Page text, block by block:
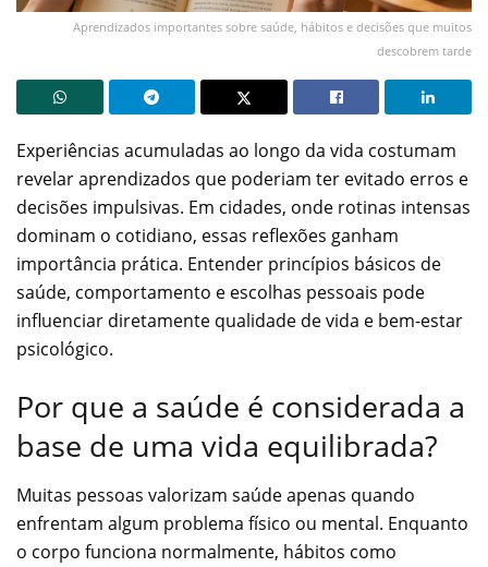
Aprendizados importantes sobre saúde, hábitos e decisões que muitos
descobrem tarde
Experiências acumuladas ao longo da vida costumam
revelar aprendizados que poderiam ter evitado erros e
decisões impulsivas. Em cidades, onde rotinas intensas
dominam o cotidiano, essas reflexões ganham
importância prática. Entender princípios básicos de
saúde, comportamento e escolhas pessoais pode
influenciar diretamente qualidade de vida e bem-estar
psicológico.
Por que a saúde é considerada a
base de uma vida equilibrada?
Muitas pessoas valorizam saúde apenas quando
enfrentam algum problema físico ou mental. Enquanto
o corpo funciona normalmente, hábitos como